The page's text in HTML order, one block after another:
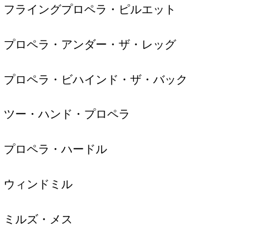
フライングプロペラ・ピルエット
プロペラ・アンダー・ザ・レッグ
プロペラ・ビハインド・ザ・バック
ツー・ハンド・プロペラ
プロペラ・ハードル
ウィンドミル
ミルズ・メス